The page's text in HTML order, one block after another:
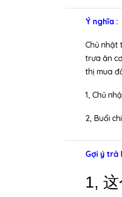
Ý nghĩa :
Chủ nhật
trưa ăn
thị mua
1, Chủ
2, Buổi
Gợi ý trả
1, 这